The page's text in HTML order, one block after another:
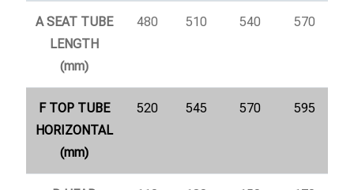
A SEAT TUBE
LENGTH
(mm)
480 510 540 570
F TOP TUBE
HORIZONTAL
(mm)
520 545 570 595